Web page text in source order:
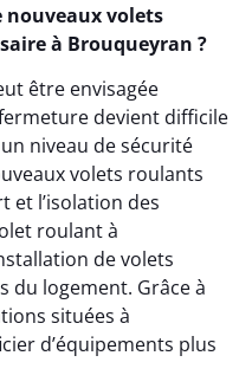
nouveaux volets
à Brouqueyran ?
être envisagée
devient difficile
niveau de sécurité
volets roulants
et l’isolation des
roulant à
de volets
du logement. Grâce à
situées à
d’équipements plus